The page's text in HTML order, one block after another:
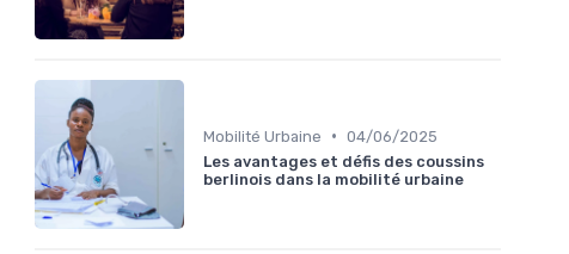
Mobilité Urbaine • 04/06/2025
Les avantages et défis des coussins
berlinois dans la mobilité urbaine